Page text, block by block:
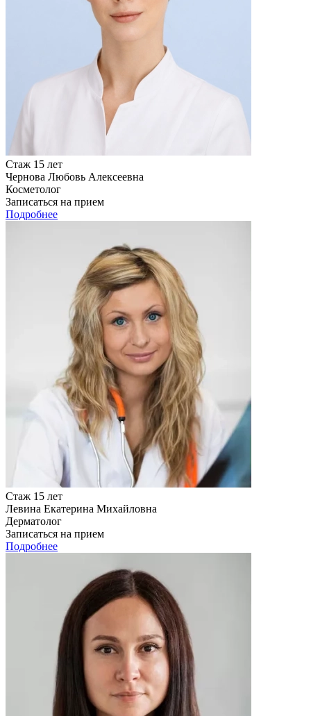
Стаж 15 лет
Чернова Любовь Алексеевна
Косметолог
Записаться на прием
Подробнее
Стаж 15 лет
Левина Екатерина Михайловна
Дерматолог
Записаться на прием
Подробнее